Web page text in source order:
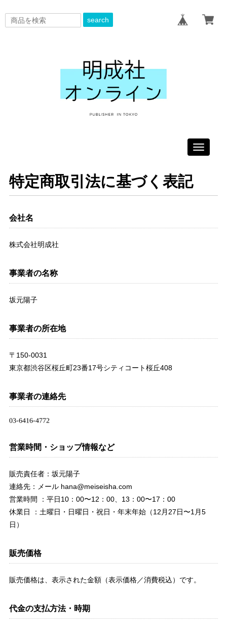
search
Toggle
特定商取引法に基づく表記
会社名
株式会社明成社
事業者の名称
坂元陽子
事業者の所在地
〒150-0031
東京都渋谷区桜丘町23番17号シティコート桜丘408
事業者の連絡先
営業時間・ショップ情報など
販売責任者：坂元陽子
連絡先：メール hana@meiseisha.com
営業時間 ：平日10：00〜12：00、13：00〜17：00
休業日 ：土曜日・日曜日・祝日・年末年始（12月27日〜1月5
日）
販売価格
販売価格は、表示された金額（表示価格／消費税込）です。
代金の支払方法・時期